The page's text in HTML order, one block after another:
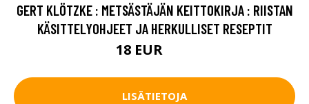
GERT KLÖTZKE : METSÄSTÄJÄN KEITTOKIRJA : RIISTAN
KÄSITTELYOHJEET JA HERKULLISET RESEPTIT
18 EUR
LISÄTIETOJA